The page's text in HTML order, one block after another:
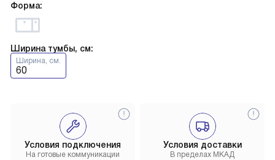
Форма:
Ширина тумбы, см:
Ширина, см.
60
Условия доставки
В пределах МКАД
Условия подключения
На готовые коммуникации